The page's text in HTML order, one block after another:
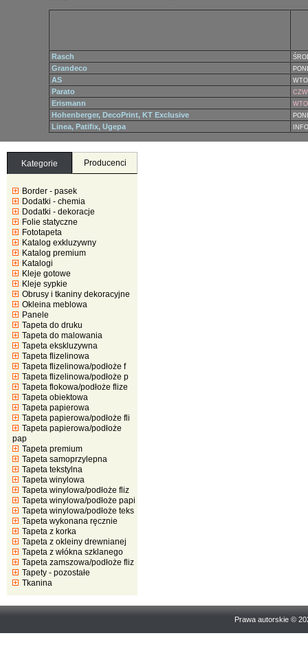
Rasch
Grandeco
AS
Parato
Erismann
Hohenberger, DecoPrint, KT Exclusive
Linea, Patifix, Ugepa
Kategorie Producenci
Border - pasek
Dodatki - chemia
Dodatki - dekoracje
Folie statyczne
Fototapeta
Katalog exkluzywny
Katalog premium
Katalogi
Kleje gotowe
Kleje sypkie
Obrusy i tkaniny dekoracyjne
Okleina meblowa
Panele
Tapeta do druku
Tapeta do malowania
Tapeta ekskluzywna
Tapeta flizelinowa
Tapeta flizelinowa/podłoże f
Tapeta flizelinowa/podłoże p
Tapeta flokowa/podłoże flize
Tapeta obiektowa
Tapeta papierowa
Tapeta papierowa/podłoże fli
Tapeta papierowa/podłoże
pap
Tapeta premium
Tapeta samoprzylepna
Tapeta tekstylna
Tapeta winylowa
Tapeta winylowa/podłoże fliz
Tapeta winylowa/podłoże papi
Tapeta winylowa/podłoże teks
Tapeta wykonana ręcznie
Tapeta z korka
Tapeta z okleiny drewnianej
Tapeta z włókna szklanego
Tapeta zamszowa/podłoże fliz
Tapety - pozostałe
Tkanina
Prawa autorskie ©